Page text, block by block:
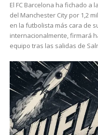
El FC Barcelona ha fichado a
del Manchester City por 1,2
en la futbolista más cara de
internacionalmente, firmará
equipo tras las salidas de